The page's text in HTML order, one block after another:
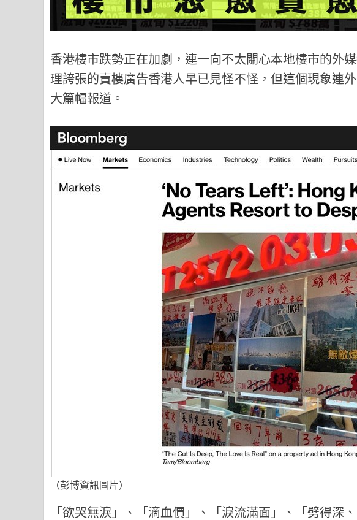
香港樓市跌勢正在加劇，連一向不太關心本地樓市的外
理誇張的賣樓廣告香港人早已見怪不怪，但這個現象連
大篇幅報道。
（彭博資訊圖片）
「欲哭無淚」、「滴血價」、「淚流滿面」、「劈得深